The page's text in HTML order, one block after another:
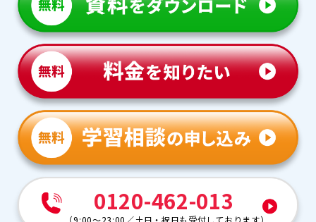
0120-462-013
（9:00～23:00 ／土日・祝日も受付しております）